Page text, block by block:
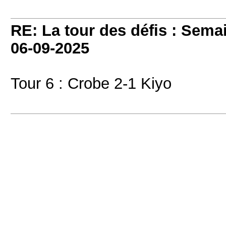
RE: La tour des défis :
06-09-2025
Tour 6 : Crobe 2-1 Kiyo